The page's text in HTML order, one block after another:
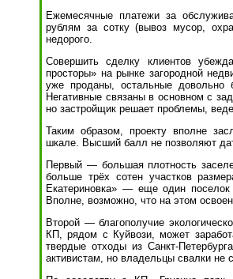
Ежемесячные платежи за
рублям за сотку (вывоз мусор,
недорого.
Совершить сделку клиентов
просторы» на рынке загородной
уже проданы, остальные довольно
Негативные связаны в основном с
но застройщик решает проблемы,
Таким образом, проекту вполне
шкале. Высший балл не позволяют
Первый — большая плотность
больше трёх сотен участков
Екатериновка» — еще один
Вполне, возможно, что на этом
Второй — благополучие
КП, рядом с Куйвози, может
твердые отходы из Санкт-
активистам, но владельцы свалки не